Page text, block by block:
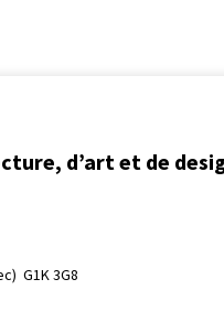
d’art et de
G1K 3G8